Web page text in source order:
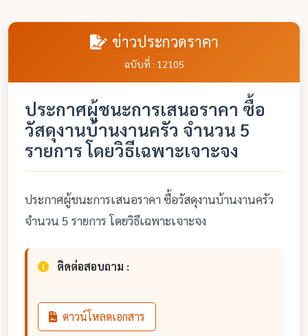
ข่าวประกวดราคา
ฉบับที่ : 12105
ประกาศผู้ชนะการเสนอราคา ซื้อ
วัสดุงานบ้านงานครัว จำนวน 5
รายการ โดยวิธีเฉพาะเจาะจง
ประกาศผู้ชนะการเสนอราคา ซื้อวัสดุงานบ้านงานครัว
จำนวน 5 รายการ โดยวิธีเฉพาะเจาะจง
ติดต่อสอบถาม :
ดาวน์โหลดเอกสาร